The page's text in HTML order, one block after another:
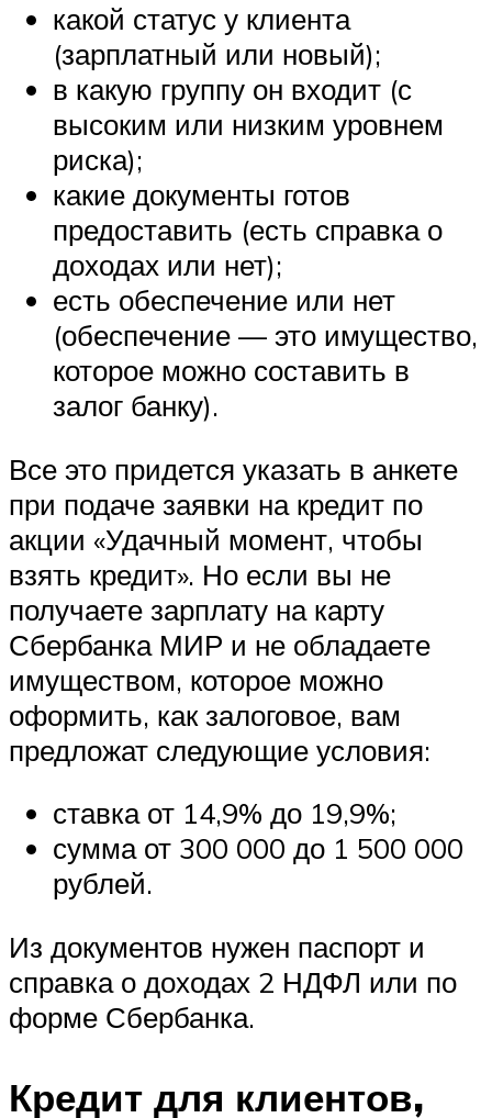
какой статус у клиента
(зарплатный или новый);
в какую группу он входит (с
высоким или низким уровнем
риска);
какие документы готов
предоставить (есть справка о
доходах или нет);
есть обеспечение или нет
(обеспечение — это имущество,
которое можно составить в
залог банку).
Все это придется указать в анкете
при подаче заявки на кредит по
акции «Удачный момент, чтобы
взять кредит». Но если вы не
получаете зарплату на карту
Сбербанка МИР и не обладаете
имуществом, которое можно
оформить, как залоговое, вам
предложат следующие условия:
ставка от 14,9% до 19,9%;
сумма от 300 000 до 1 500 000
рублей.
Из документов нужен паспорт и
справка о доходах 2 НДФЛ или по
форме Сбербанка.
Кредит для клиентов,